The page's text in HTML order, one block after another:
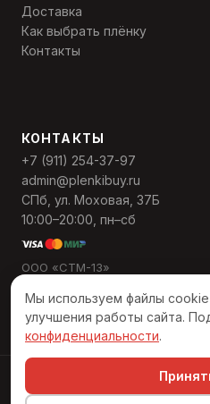
Доставка
Как выбрать плёнку
Контакты
КОНТАКТЫ
+7 (911) 254-37-97
admin@plenkibuy.ru
СПб, ул. Моховая, 37Б
10:00–20:00, пн–сб
ООО «СТМ-13»
ОГРН 1137847495389
© 2026 «Пленкибай».
Мы используем файлы cookie
улучшения работы сайта.
конфиденциальности.